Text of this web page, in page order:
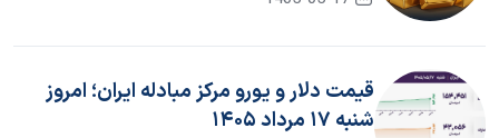
قیمت دلار و یورو مرکز مبادله ایران؛ امروز
شنبه ۱۷ مرداد ۱۴۰۵